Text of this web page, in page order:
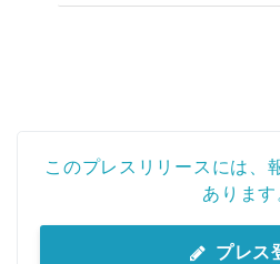
このプレスリリースには、
あります
プレス